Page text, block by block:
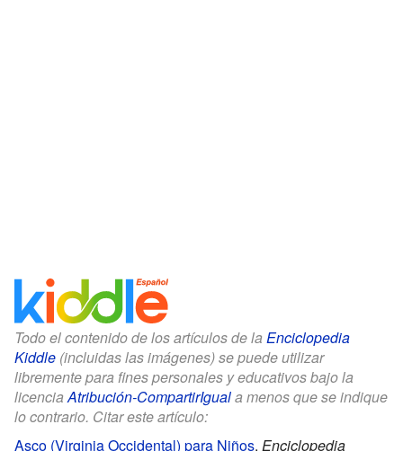
Todo el contenido de los artículos de la Enciclopedia
Kiddle (incluidas las imágenes) se puede utilizar
libremente para fines personales y educativos bajo la
licenciaAtribución-CompartirIguala menos que se indique
lo contrario. Citar este artículo:
Asco (Virginia Occidental) para Niños. Enciclopedia